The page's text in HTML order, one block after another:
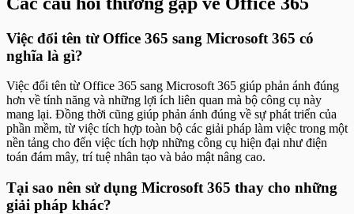
Việc đổi tên từ Office 365 sang Microsoft 365 có
nghĩa là gì?
Việc đổi tên từ Office 365 sang Microsoft 365 giúp phản ánh đúng
hơn về tính năng và những lợi ích liên quan mà bộ công cụ này
mang lại. Đồng thời cũng giúp phản ánh đúng về sự phát triển của
phần mềm, từ việc tích hợp toàn bộ các giải pháp làm việc trong một
nền tảng cho đến việc tích hợp những công cụ hiện đại như điện
toán đám mây, trí tuệ nhân tạo và bảo mật nâng cao.
Tại sao nên sử dụng Microsoft 365 thay cho những
giải pháp khác?